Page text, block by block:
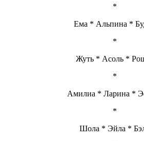
*
Ема * Альпина *
*
Жуть * Асоль *
*
Амилиа * Ларина *
*
Шола * Эйла *